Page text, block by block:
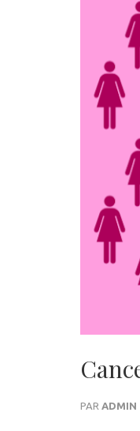
PAR ADMIN